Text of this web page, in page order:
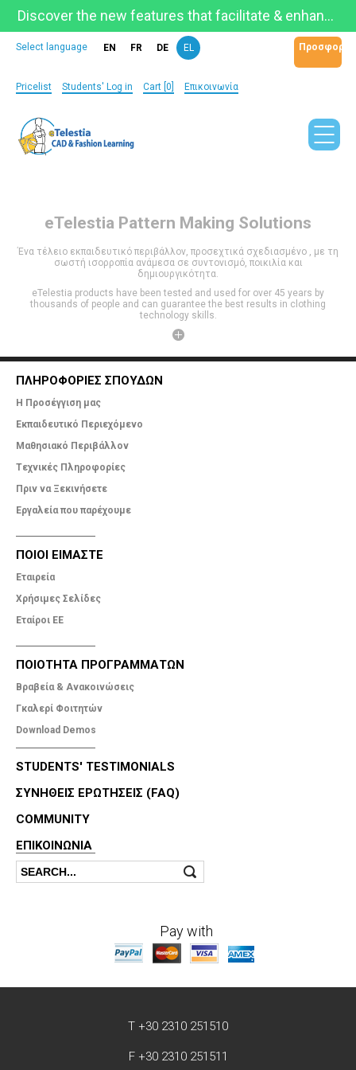
Discover the new features that facilitate & enhance learning on the newly updated Telestia Learning Space!
Προσφορά
Select language EN FR DE EL
Pricelist Students' Log in Cart [0] Επικοινωνία
eTelestia Pattern Making Solutions
Ένα τέλειο εκπαιδευτικό περιβάλλον, προσεχτικά σχεδιασμένο , με τη
σωστή ισορροπία ανάμεσα σε συντονισμό, ποικιλία και
δημιουργικότητα.
eTelestia products have been tested and used for over 45 years by
thousands of people and can guarantee the best results in clothing
technology skills.
ΠΛΗΡΟΦΟΡΙΕΣ ΣΠΟΥΔΩΝ
Η Προσέγγιση μας
Εκπαιδευτικό Περιεχόμενο
Μαθησιακό Περιβάλλον
Tεχνικές Πληροφορίες
Πριν να Ξεκινήσετε
Εργαλεία που παρέχουμε
ΠΟΙΟΙ ΕΙΜΑΣΤΕ
Εταιρεία
Χρήσιμες Σελίδες
Εταίροι ΕΕ
ΠΟΙΟΤΗΤΑ ΠΡΟΓΡΑΜΜΑΤΩΝ
Βραβεία & Ανακοινώσεις
Γκαλερί Φοιτητών
Download Demos
STUDENTS' TESTIMONIALS
ΣΥΝΗΘΕΙΣ ΕΡΩΤΗΣΕΙΣ (FAQ)
COMMUNITY
ΕΠΙΚΟΙΝΩΝΊΑ
Search form
Search
Pay with
T +30 2310 251510
F +30 2310 251511